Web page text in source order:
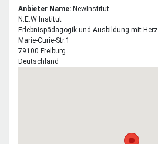
Anbieter Name: NewInstitut
N.E.W Institut
Erlebnispädagogik und Ausbildung mit Herz
Marie-Curie-Str.1
79100 Freiburg
Deutschland